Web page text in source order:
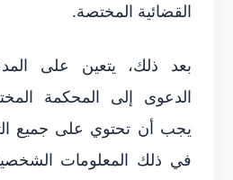
القضائية المختصة.
بعد ذلك، يتعين على
الدعوى إلى المحكمة
يجب أن تحتوي على جميع
في ذلك المعلومات